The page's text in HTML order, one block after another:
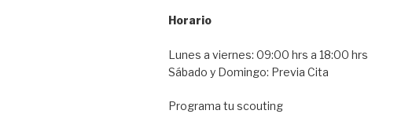
Horario
Lunes a viernes: 09:00 hrs a 18:00 hrs
Sábado y Domingo: Previa Cita
Programa tu scouting